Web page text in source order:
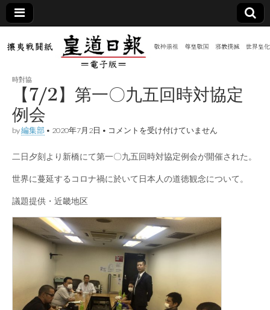
皇道
日報
（防
共新
聞）
電子
版
敬神
尊皇
｜昭
和八
年創
刊
皇道
実
攘夷
戦闘
紙
時對協
【7/2】第一〇九五回時対協定
例会
by編集部 • 2020年7月2日 • 【7/2】
〇
五
協
定
例
会
は
コメントを受け付けていません
二日夕刻より新橋にて第一〇九五回時対協定例会が開催された。
世界に蔓延するコロナ禍に於いて日本人の道徳観念について。
議題提供・近畿地区